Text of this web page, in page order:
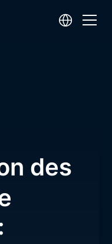
des